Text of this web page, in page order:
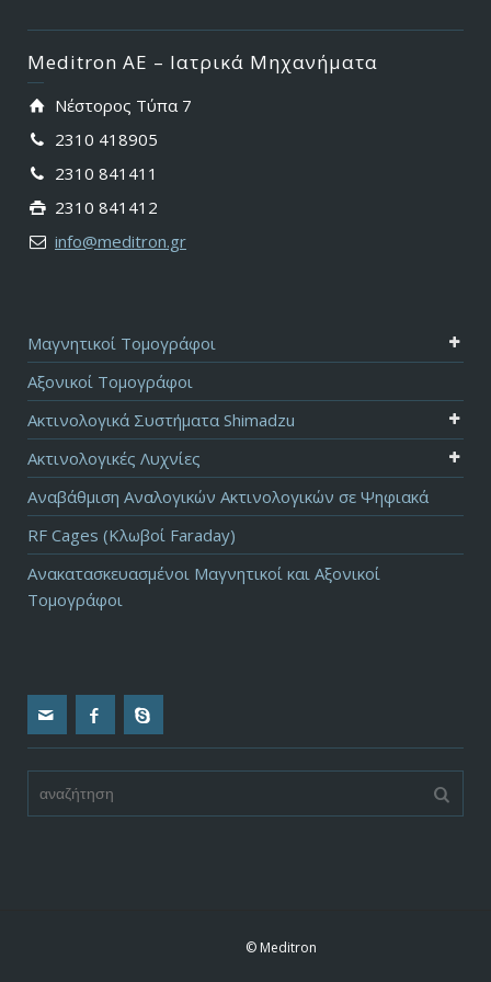
Meditron ΑΕ – Ιατρικά Μηχανήματα
Νέστορος Τύπα 7
2310 418905
2310 841411
2310 841412
info@meditron.gr
Μαγνητικοί Τομογράφοι
Αξονικοί Τομογράφοι
Ακτινολογικά Συστήματα Shimadzu
Ακτινολογικές Λυχνίες
Αναβάθμιση Αναλογικών Ακτινολογικών σε Ψηφιακά
RF Cages (Κλωβοί Faraday)
Ανακατασκευασμένοι Μαγνητικοί και Αξονικοί
Τομογράφοι
© Meditron